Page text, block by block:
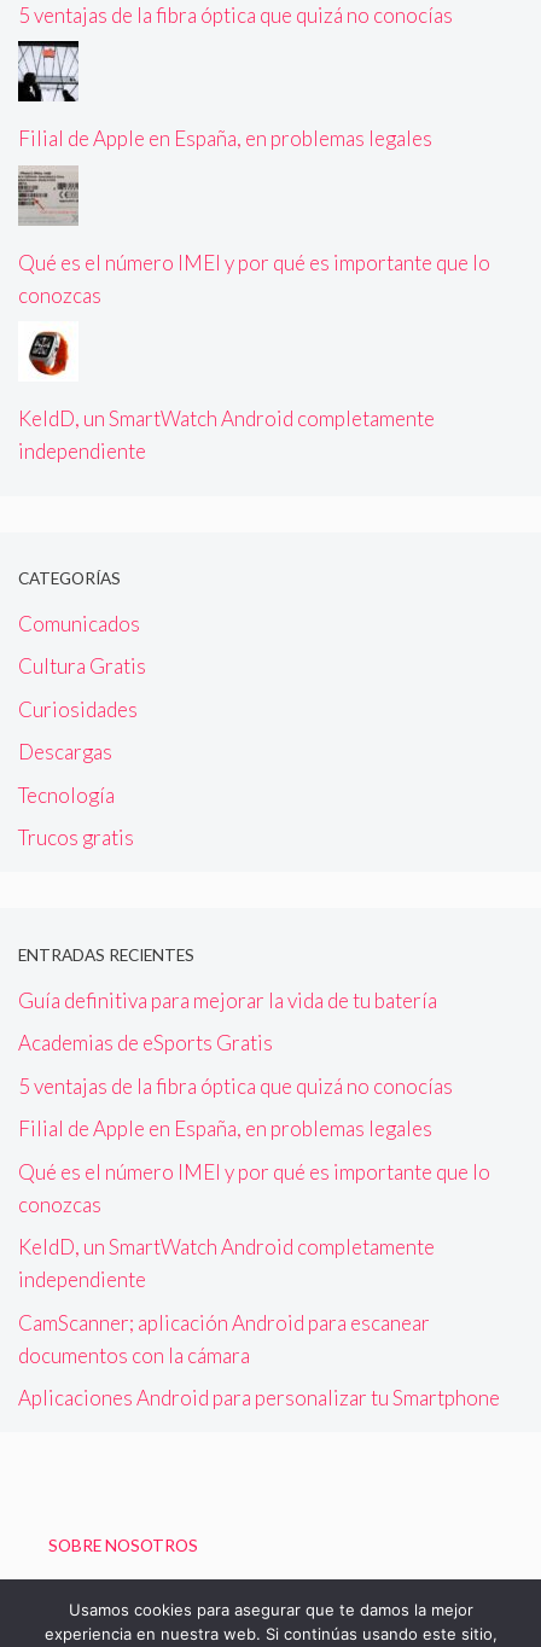
5 ventajas de la fibra óptica que quizá no conocías
Filial de Apple en España, en problemas legales
Qué es el número IMEI y por qué es importante que lo
conozcas
KeldD, un SmartWatch Android completamente
independiente
CATEGORÍAS
Comunicados
Cultura Gratis
Curiosidades
Descargas
Tecnología
Trucos gratis
ENTRADAS RECIENTES
Guía definitiva para mejorar la vida de tu batería
Academias de eSports Gratis
5 ventajas de la fibra óptica que quizá no conocías
Filial de Apple en España, en problemas legales
Qué es el número IMEI y por qué es importante que lo
conozcas
KeldD, un SmartWatch Android completamente
independiente
CamScanner; aplicación Android para escanear
documentos con la cámara
Aplicaciones Android para personalizar tu Smartphone
SOBRE NOSOTROS
Usamos cookies para asegurar que te damos la mejor
experiencia en nuestra web. Si continúas usando este sitio,